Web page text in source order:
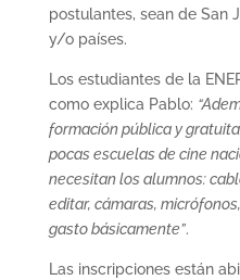
postulantes, sean de San
y/o países.
Los estudiantes de la
como explica Pablo:
formación pública y
pocas escuelas de cine
necesitan los alumnos:
editar, cámaras,
gasto básicamente”.
Las inscripciones están